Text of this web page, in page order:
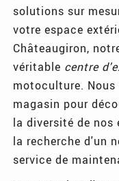
solutions sur
votre espace
Châteaugiron,
véritable centre
motoculture.
magasin pour
la diversité de nos
la recherche d'un
service de